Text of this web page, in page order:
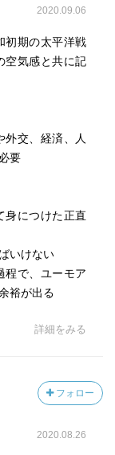
2020.09.06
初期の太平洋戦
空気感と共に記
外交、経済、人
要
身につけた正直
いけない
程で、ユーモア
裕が出る
詳細をみる
フォロー
2020.08.26